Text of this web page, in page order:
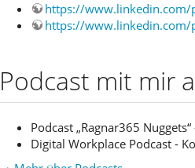
https://www.linkedin.com/
https://www.linkedin.com/
Podcast mit mir
Podcast „Ragnar365
Digital Workplace Podcast -